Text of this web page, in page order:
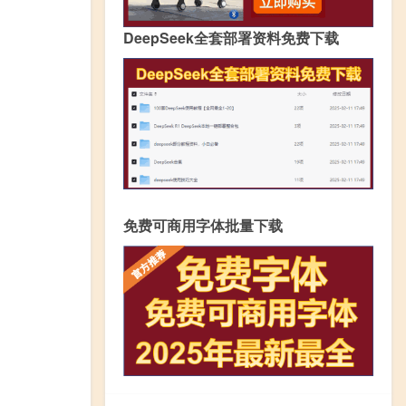
DeepSeek全套部署资料免费下载
免费可商用字体批量下载